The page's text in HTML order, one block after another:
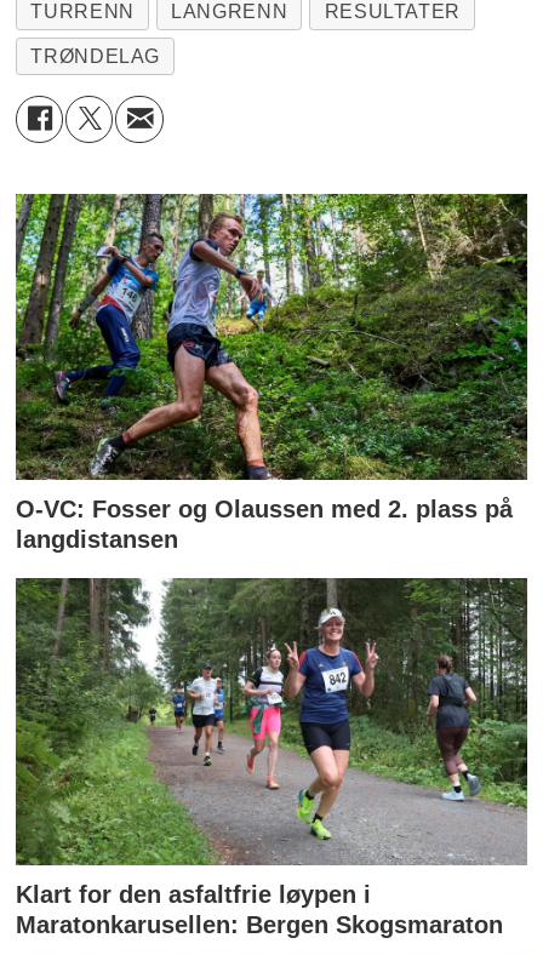
TURRENN LANGRENN RESULTATER
TRØNDELAG
O-VC: Fosser og Olaussen med 2. plass på
langdistansen
Klart for den asfaltfrie løypen i
Maratonkarusellen: Bergen Skogsmaraton